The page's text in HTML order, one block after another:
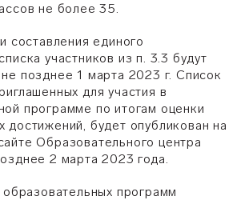
не более 35.
составления единого
участников из п. 3.3 будут
позднее 1 марта 2023 г. Список
для участия в
программе по итогам оценки
достижений, будет опубликован на
Образовательного центра
2 марта 2023 года.
образовательных программ